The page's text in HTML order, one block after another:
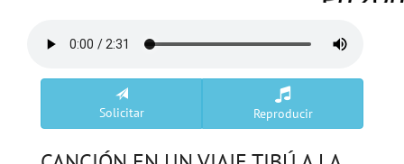
Solicitar Reproducir